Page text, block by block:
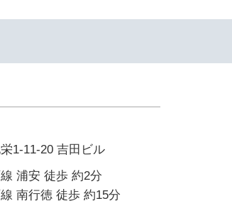
1-11-20 吉田ビル
浦安 徒歩 約2分
南行徳 徒歩 約15分